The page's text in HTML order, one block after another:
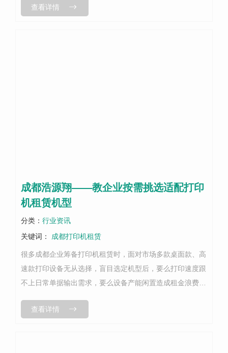
够持续获得客户认可的服务商，...
查看详情
成都浩源翔——教企业按需挑选适配打印
机租赁机型
分类： 行业资讯
关键词：
成都打印机租赁
很多成都企业筹备打印机租赁时，面对市场多款桌面款、高
速款打印设备无从选择，盲目选定机型后，要么打印速度跟
不上日常单据输出需求，要么设备产能闲置造成租金浪费。
各类打印机租赁机型适配场景，帮助...
查看详情